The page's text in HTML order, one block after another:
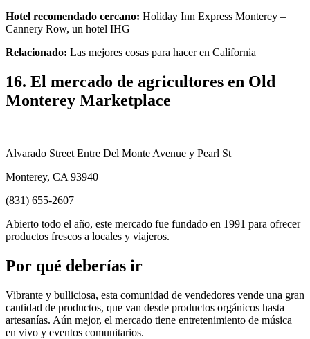
Hotel recomendado cercano: Holiday Inn Express Monterey –
Cannery Row, un hotel IHG
Relacionado: Las mejores cosas para hacer en California
16. El mercado de agricultores en Old
Monterey Marketplace
Alvarado Street Entre Del Monte Avenue y Pearl St
Monterey, CA 93940
(831) 655-2607
Abierto todo el año, este mercado fue fundado en 1991 para ofrecer
productos frescos a locales y viajeros.
Por qué deberías ir
Vibrante y bulliciosa, esta comunidad de vendedores vende una gran
cantidad de productos, que van desde productos orgánicos hasta
artesanías. Aún mejor, el mercado tiene entretenimiento de música
en vivo y eventos comunitarios.